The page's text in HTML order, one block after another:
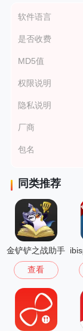
软件语言
是否收费
MD5值
权限说明
隐私说明
厂商
包名
同类推荐
金铲铲之战助手
查看